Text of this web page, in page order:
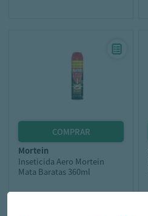
mortein
Inseticida Aero Mortein
Mata Baratas 360ml